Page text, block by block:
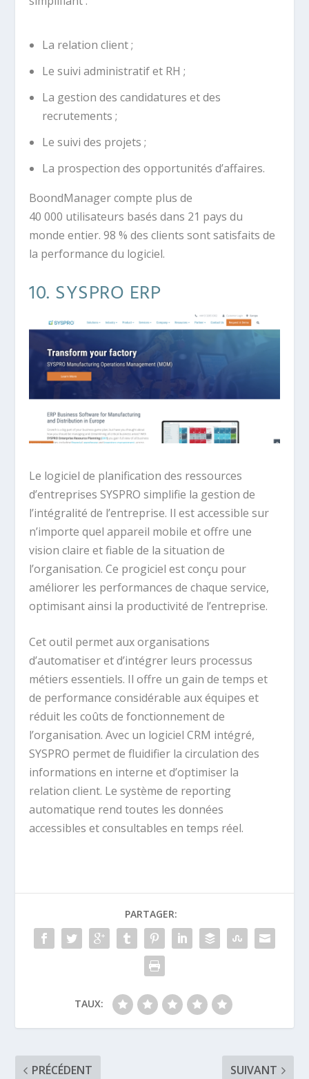
La relation client ;
Le suivi administratif et RH ;
La gestion des candidatures et des
recrutements ;
Le suivi des projets ;
La prospection des opportunités d’affaires.
BoondManager compte plus de
40 000 utilisateurs basés dans 21 pays du
monde entier. 98 % des clients sont satisfaits de
la performance du logiciel.
10. SYSPRO ERP
Le logiciel de planification des ressources
d’entreprises SYSPRO simplifie la gestion de
l’intégralité de l’entreprise. Il est accessible sur
n’importe quel appareil mobile et offre une
vision claire et fiable de la situation de
l’organisation. Ce progiciel est conçu pour
améliorer les performances de chaque service,
optimisant ainsi la productivité de l’entreprise.
Cet outil permet aux organisations
d’automatiser et d’intégrer leurs processus
métiers essentiels. Il offre un gain de temps et
de performance considérable aux équipes et
réduit les coûts de fonctionnement de
l’organisation. Avec un logiciel CRM intégré,
SYSPRO permet de fluidifier la circulation des
informations en interne et d’optimiser la
relation client. Le système de reporting
automatique rend toutes les données
accessibles et consultables en temps réel.
PARTAGER:
TAUX:
PRÉCÉDENT SUIVANT